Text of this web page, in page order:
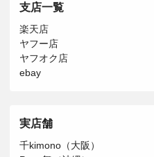
支店一覧
楽天店
ヤフー店
ヤフオク店
ebay
実店舗
千kimono（大阪）